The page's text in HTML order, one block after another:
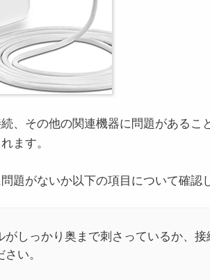
、その他の関連機器に問題があるこ
ます。
題がないか以下の項目について確認
がしっかり奥まで刺さっているか、
い。